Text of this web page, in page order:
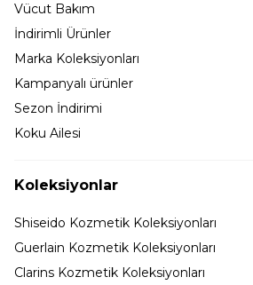
Vücut Bakım
İndirimli Ürünler
Marka Koleksiyonları
Kampanyalı ürünler
Sezon İndirimi
Koku Ailesi
Koleksiyonlar
Shiseido Kozmetik Koleksiyonları
Guerlain Kozmetik Koleksiyonları
Clarins Kozmetik Koleksiyonları